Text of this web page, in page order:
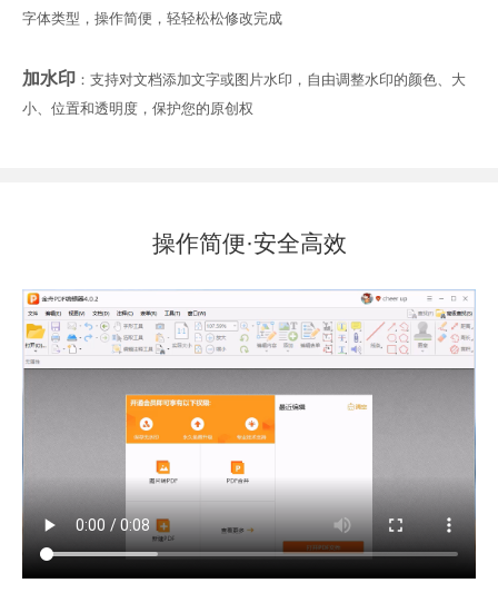
字体类型，操作简便，轻轻松松修改完成
加水印 ：支持对文档添加文字或图片水印，自由调整水印的颜色、大
小、位置和透明度，保护您的原创权
操作简便·安全高效